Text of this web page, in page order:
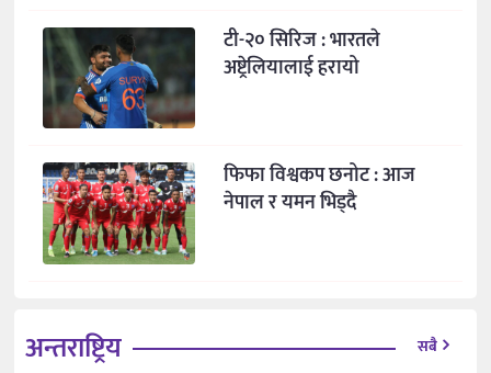
टी-२० सिरिज : भारतले
अष्ट्रेलियालाई हरायो
फिफा विश्वकप छनोट : आज
नेपाल र यमन भिड्दै
अन्तराष्ट्रिय सबै